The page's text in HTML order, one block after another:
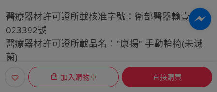
加入購物車 直接購買
醫療器材許可證所載核准字號：衛部醫器輸壹字第
023392號
醫療器材許可證所載品名："康揚" 手動輪椅(未滅
菌)
醫療器材許可證所載藥商名稱：康揚股份有限公司
製造廠名稱：KARMA MOBILITY CO., LTD